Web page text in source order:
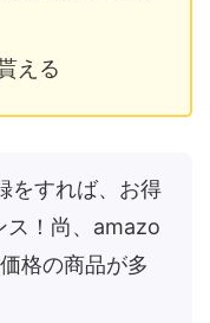
える
をすれば、お得
ス！尚、amazo
格の商品が多